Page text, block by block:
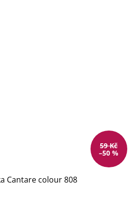
59 Kč
–50 %
Cantare colour 808